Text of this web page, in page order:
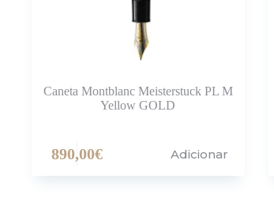
Caneta Montblanc Meisterstuck PL M
Yellow GOLD
890,00€ Adicionar